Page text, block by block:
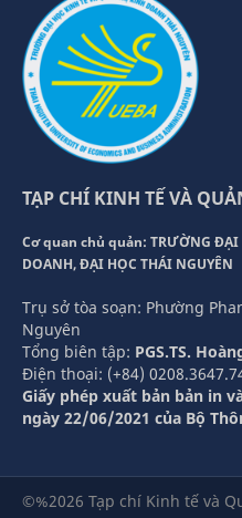
TẠP CHÍ KINH TẾ VÀ
Cơ quan chủ quản: TRƯỜNG ĐẠI
DOANH, ĐẠI HỌC THÁI NGUYÊN
Trụ sở tòa soạn: Phường
Nguyên
Tổng biên tập: PGS.TS.
Điện thoại: (+84)
Giấy phép xuất bản bản in
ngày 22/06/2021 của Bộ
©%2026 Tạp chí Kinh tế và